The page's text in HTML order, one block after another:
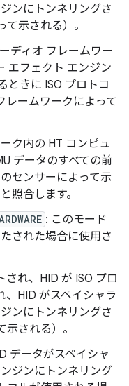
ンにトンネリングさ
示される）。
ディオ フレームワー
エフェクト エンジン
ときに ISO プロトコ
レームワークによって
ク内の HT コンピュ
データのすべての前
センサーによって示
照合します。
: このモード
された場合に使用さ
れ、HID が ISO プロ
、HID がスペイシャラ
ンにトンネリングさ
される）。
データがスペイシャ
ジンにトンネリング